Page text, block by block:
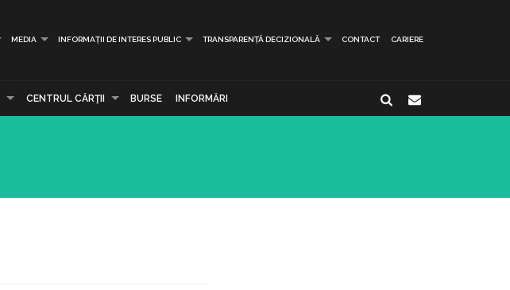
MEDIA INFORMAȚII DE INTERES PUBLIC TRANSPARENȚĂ DECIZIONALĂ CONTACT CARIERE
CENTRUL CĂRŢII BURSE INFORMĂRI